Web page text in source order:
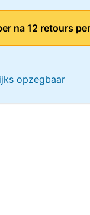
na 12 retours
opzegbaar